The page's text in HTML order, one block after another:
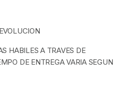
HABILES A TRAVES DE
DE ENTREGA VARIA SEGUN